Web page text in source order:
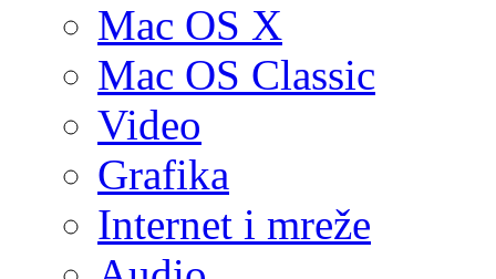
Mac OS X
Mac OS Classic
Video
Grafika
Internet i mreže